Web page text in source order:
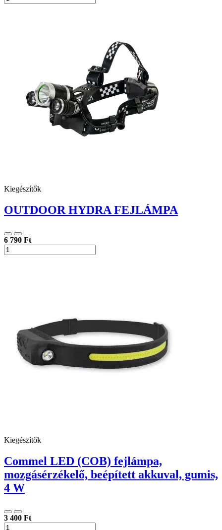
Kiegészítők
OUTDOOR HYDRA FEJLÁMPA
6 790 Ft
Kiegészítők
Commel LED (COB) fejlámpa,
mozgásérzékelő, beépített akkuval, gumis,
4 W
3 400 Ft